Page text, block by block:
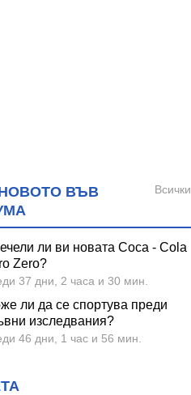
ВЪВ
ли ви новата Coca - Cola
Zero?
37 дни, 2 часа и 30 мин.
ли да се спортува преди
изследвания?
46 дни, 1 час и 56 мин.
Всички